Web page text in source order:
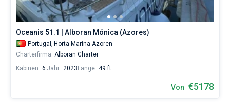
Oceanis 51.1 | Alboran Mónica (Azores)
Portugal, Horta Marina-Azoren
Charterfirma: Alboran Charter
Kabinen: 6 Jahr: 2023 Länge: 49 ft
Von €5178